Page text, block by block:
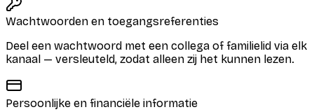
Wachtwoorden en toegangsreferenties
Deel een wachtwoord met een collega of familielid via elk
kanaal — versleuteld, zodat alleen zij het kunnen lezen.
Persoonlijke en financiële informatie